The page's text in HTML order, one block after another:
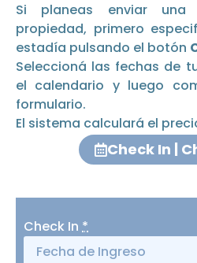
Si planeas enviar
propiedad, primero
estadía pulsando el botón
Seleccioná las fechas de
el calendario y luego
formulario.
El sistema calculará el
Check In |
Check In *